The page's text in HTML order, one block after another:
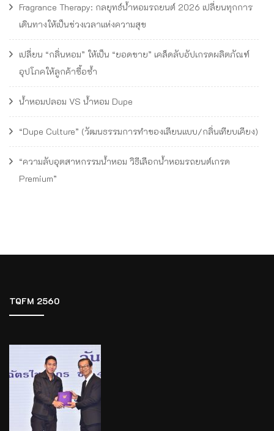
Fragrance Therapy: กลยุทธ์น้ำหอมรถยนต์ 2026 เปลี่ยนทุกการ
เดินทางให้เป็นช่วงเวลาแห่งความสุข
เปลี่ยน “กลิ่นหอม” ให้เป็น “ยอดขาย” เคล็ดลับอัปเกรดผลิตภัณฑ์
อุปโภคให้ลูกค้าซื้อซ้ำ
น้ำหอมปลอม VS น้ำหอม Dupe
“Dupe Culture” (วัฒนธรรมการทำของเลียนแบบ/กลิ่นเทียบเคียง)
“ความลับอุตสาหกรรมน้ำหอม วิธีเลือกน้ำหอมรถยนต์เกรด
Premium”
TQFM 2560